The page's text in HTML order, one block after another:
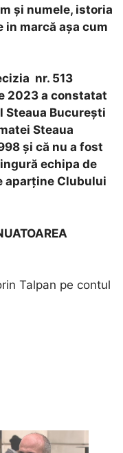
şi numele, istoria
marcă aşa cum
nr. 513
2023 a constatat
Steaua Bucureşti
Steaua
şi că nu a fost
echipa de
aparţine Clubului
Talpan pe contul